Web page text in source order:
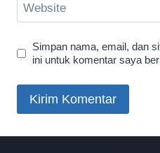
Website
Simpan nama, email, dan
ini untuk komentar saya